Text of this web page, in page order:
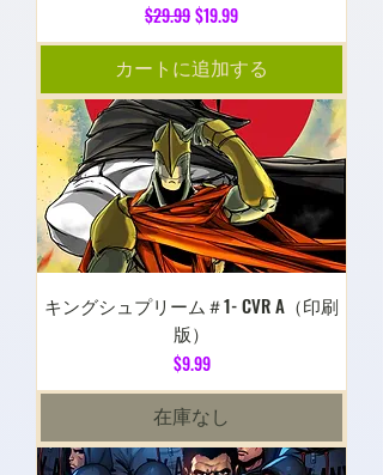
通常価格
$29.99セール価格
$19.99
カートに追加する
キングシュプリーム＃1- CVR A（印刷
版）
価格
$9.99
在庫なし